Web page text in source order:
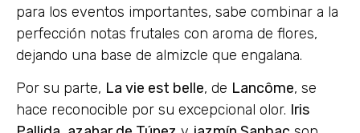
para los eventos importantes, sabe combinar a la
perfección notas frutales con aroma de flores,
dejando una base de almizcle que engalana.
Por su parte, La vie est belle, de Lancôme, se
hace reconocible por su excepcional olor. Iris